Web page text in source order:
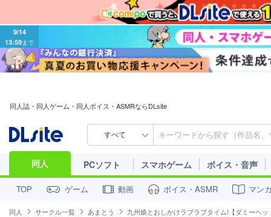
9/14
13:59まで
同人誌・同人ゲーム・同人ボイス・ASMRならDLsite
すべて
同人 PCソフト スマホゲーム ボイス・音声
TOP ゲーム 動画 ボイス・ASMR マン
同人 サークル一覧 あまとう 九州娘とおしかけラブラブタイム!【ダミーヘ